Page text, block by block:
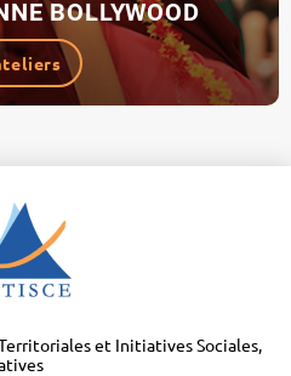
BOLLYWOOD
et Initiatives Sociales,